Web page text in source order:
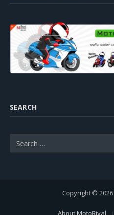
SEARCH
Copyright © 2026
About MotoRival